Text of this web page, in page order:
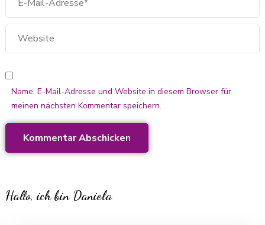
Name, E-Mail-Adresse und Website in diesem Browser für
meinen nächsten Kommentar speichern.
Hallo, ich bin Daniela